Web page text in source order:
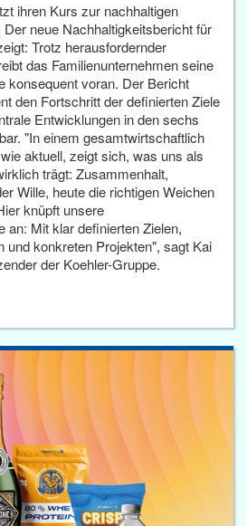
ihren Kurs zur nachhaltigen
neue Nachhaltigkeitsbericht für
Trotz herausfordernder
das Familienunternehmen seine
konsequent voran. Der Bericht
den Fortschritt der definierten Ziele
Entwicklungen in den sechs
"In einem gesamtwirtschaftlich
aktuell, zeigt sich, was uns als
trägt: Zusammenhalt,
Wille, heute die richtigen Weichen
knüpft unsere
an: Mit klar definierten Zielen,
und konkreten Projekten", sagt Kai
der Koehler-Gruppe.